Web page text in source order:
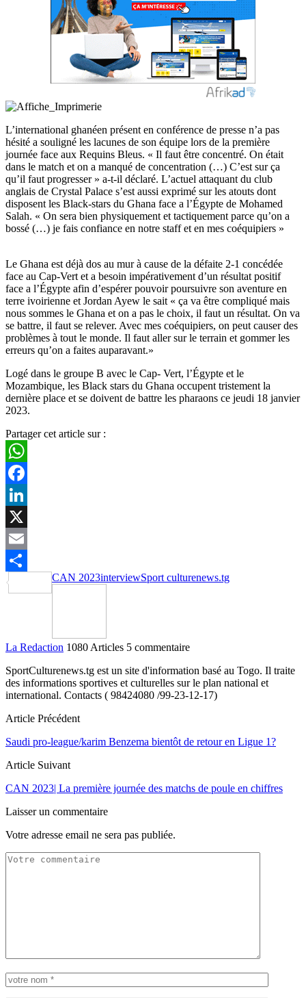
L’international ghanéen présent en conférence de presse n’a pas
hésité a souligné les lacunes de son équipe lors de la première
journée face aux Requins Bleus. « Il faut être concentré. On était
dans le match et on a manqué de concentration (…) C’est sur ça
qu’il faut progresser » a-t-il déclaré. L’actuel attaquant du club
anglais de Crystal Palace s’est aussi exprimé sur les atouts dont
disposent les Black-stars du Ghana face a l’Égypte de Mohamed
Salah. « On sera bien physiquement et tactiquement parce qu’on a
bossé (…) je fais confiance en notre staff et en mes coéquipiers »
Le Ghana est déjà dos au mur à cause de la défaite 2-1 concédée
face au Cap-Vert et a besoin impérativement d’un résultat positif
face a l’Égypte afin d’espérer pouvoir poursuivre son aventure en
terre ivoirienne et Jordan Ayew le sait « ça va être compliqué mais
nous sommes le Ghana et on a pas le choix, il faut un résultat. On va
se battre, il faut se relever. Avec mes coéquipiers, on peut causer des
problèmes à tout le monde. Il faut aller sur le terrain et gommer les
erreurs qu’on a faites auparavant.»
Logé dans le groupe B avec le Cap- Vert, l’Égypte et le
Mozambique, les Black stars du Ghana occupent tristement la
dernière place et se doivent de battre les pharaons ce jeudi 18 janvier
2023.
Partager cet article sur :
WhatsApp
Facebook
LinkedIn
X
Email
Partager
CAN 2023interviewSport culturenews.tg
La Redaction 1080 Articles 5 commentaire
SportCulturenews.tg est un site d'information basé au Togo. Il traite
des informations sportives et culturelles sur le plan national et
international. Contacts ( 98424080 /99-23-12-17)
Article Précédent
Saudi pro-league/karim Benzema bientôt de retour en Ligue 1?
Article Suivant
CAN 2023| La première journée des matchs de poule en chiffres
Laisser un commentaire
Votre adresse email ne sera pas publiée.